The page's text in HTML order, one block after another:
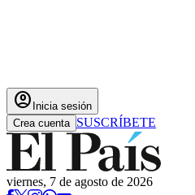
account_circle Inicia sesión
Crea cuenta SUSCRÍBETE
viernes, 7 de agosto de 2026